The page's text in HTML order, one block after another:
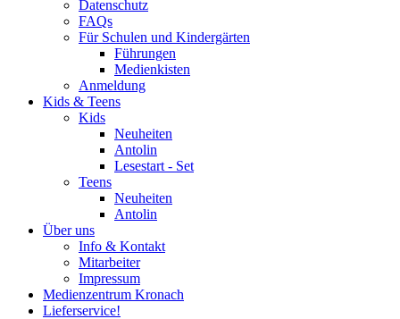
Datenschutz
FAQs
Für Schulen und Kindergärten
Führungen
Medienkisten
Anmeldung
Kids & Teens
Kids
Neuheiten
Antolin
Lesestart - Set
Teens
Neuheiten
Antolin
Über uns
Info & Kontakt
Mitarbeiter
Impressum
Medienzentrum Kronach
Lieferservice!